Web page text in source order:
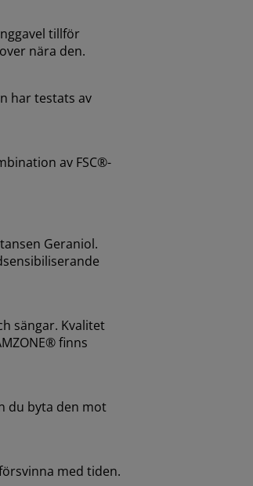
tillför
nära den.
har testats av
av FSC®-
Geraniol.
sängar. Kvalitet
finns
du byta den mot
med tiden.